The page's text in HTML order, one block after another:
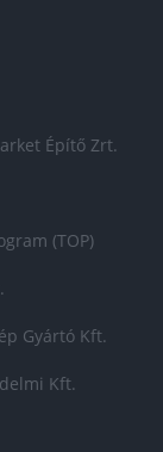
Építő Zrt.
(TOP)
Gyártó Kft.
Kft.